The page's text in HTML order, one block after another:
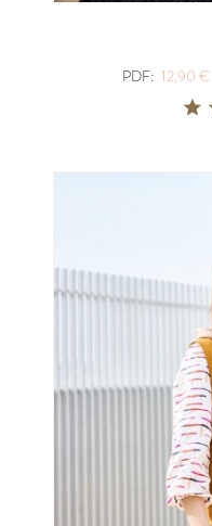
PDF: 12,90 €